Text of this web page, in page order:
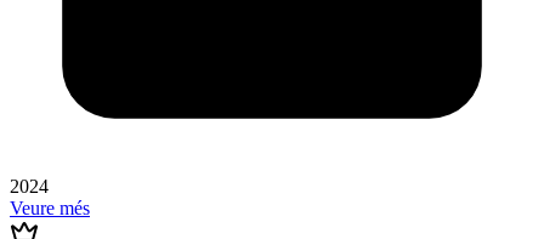
2024
Veure més